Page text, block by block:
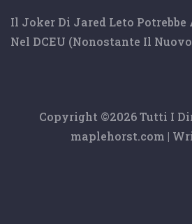
Il Joker Di Jared Leto Potrebbe
Nel DCEU (nonostante Il
Copyright ©2026 Tutti I
maplehorst.com |